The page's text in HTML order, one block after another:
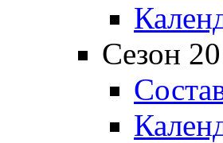
Сезон